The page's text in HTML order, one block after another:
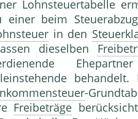
Lohnsteuertabelle
einer beim
in den
dieselben
-
Freibeträge